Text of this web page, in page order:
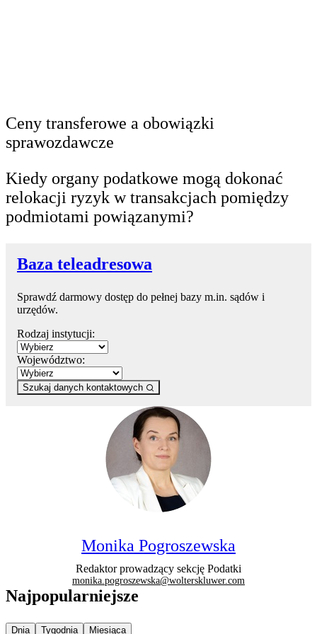
Ceny transferowe a obowiązki
sprawozdawcze
Kiedy organy podatkowe mogą dokonać
relokacji ryzyk w transakcjach pomiędzy
podmiotami powiązanymi?
Baza teleadresowa
Sprawdź darmowy dostęp do pełnej bazy m.in. sądów i
urzędów.
Rodzaj instytucji:
Województwo:
Szukaj danych kontaktowych
Monika Pogroszewska
Redaktor prowadzący sekcję Podatki
monika.pogroszewska@wolterskluwer.com
Najpopularniejsze
Najpopularniejsze wiadomości z
Dnia Najpopularniejsze wiadomości z
Tygodnia Najpopularniejsze wiadomości z
Miesiąca